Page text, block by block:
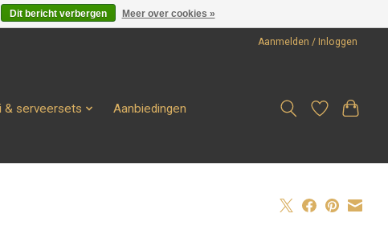
Aanmelden / Inloggen
& serveersets Aanbiedingen
Dit bericht verbergen Meer over cookies »